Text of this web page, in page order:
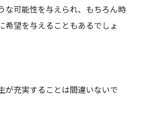
な可能性を与えられ、もちろん時
希望を与えることもあるでしょ
が充実することは間違いないで